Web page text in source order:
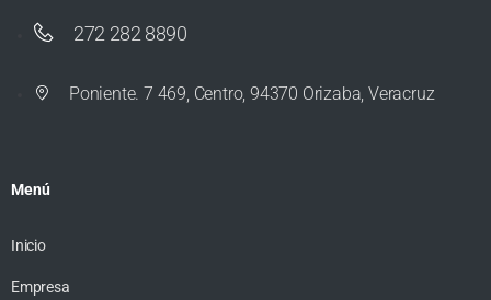
272 282 8890
Poniente. 7 469, Centro, 94370 Orizaba, Veracruz
Menú
Inicio
Empresa